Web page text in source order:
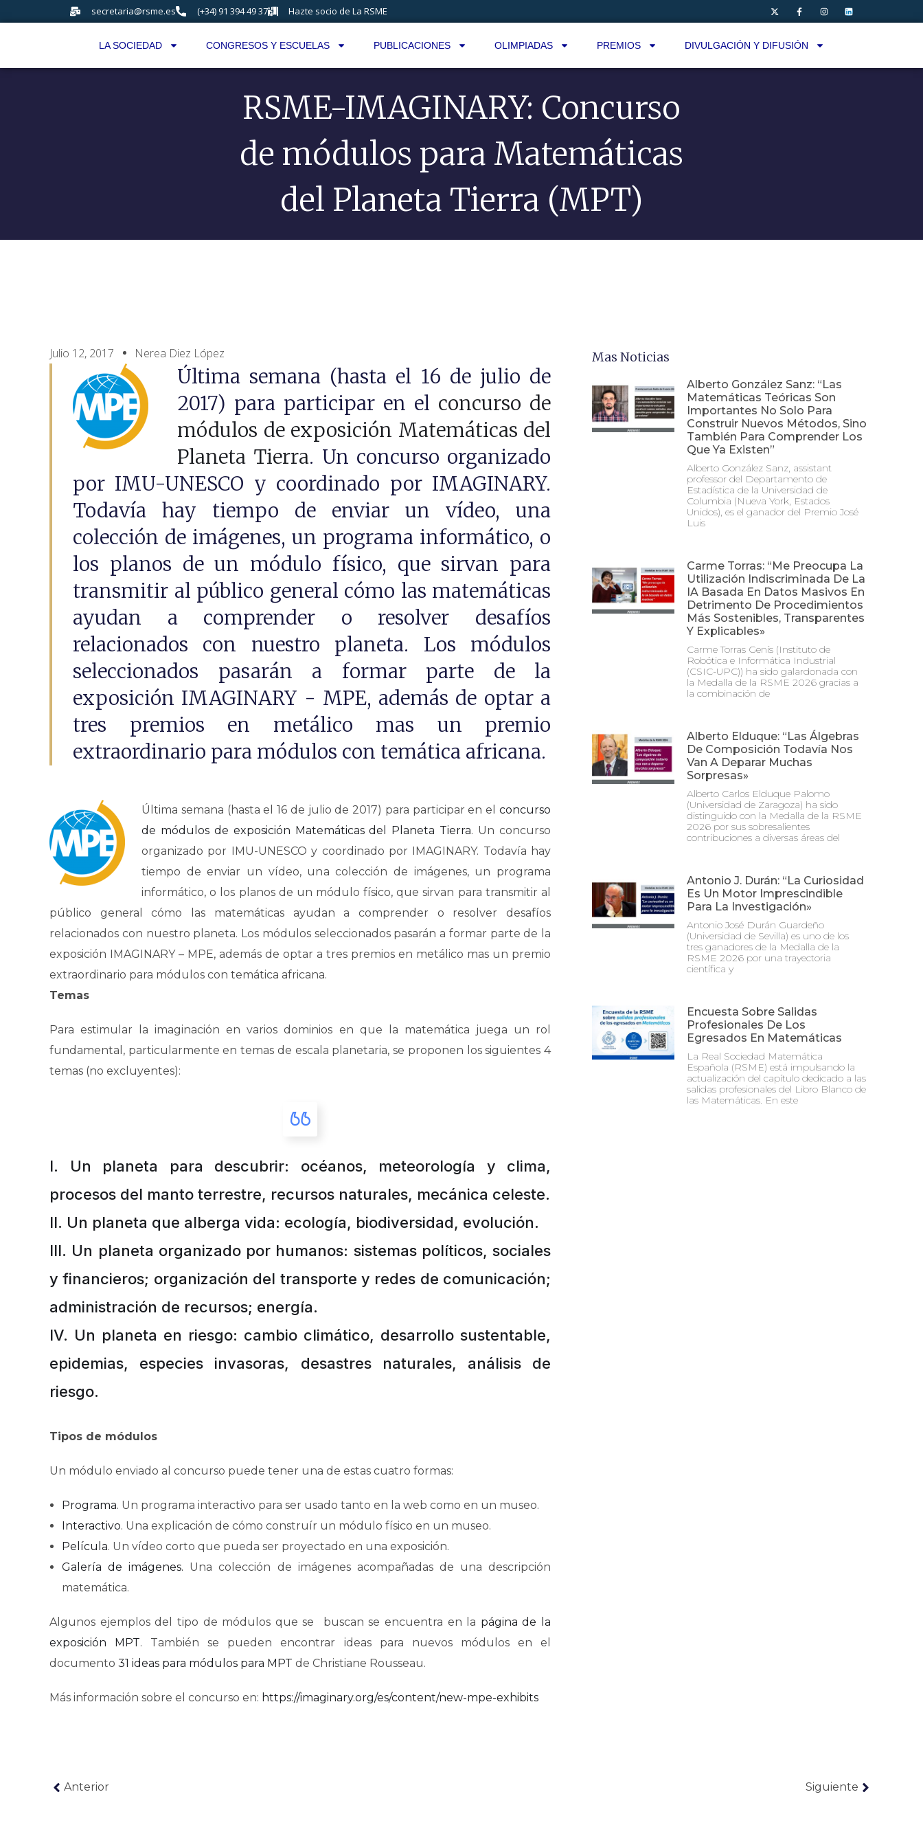
secretaria@rsme.es (+34) 91 394 49 37 Hazte socio de La RSME
LA SOCIEDAD CONGRESOS Y ESCUELAS PUBLICACIONES OLIMPIADAS PREMIOS DIVULGACIÓN Y DIFUSIÓN
RSME-IMAGINARY: Concurso
de módulos para Matemáticas
del Planeta Tierra (MPT)
Julio 12, 2017 Nerea Diez López
Última semana (hasta el 16 de julio de
2017) para participar en el concurso de
módulos de exposición Matemáticas del
Planeta Tierra. Un concurso organizado
por IMU-UNESCO y coordinado por IMAGINARY.
Todavía hay tiempo de enviar un vídeo, una
colección de imágenes, un programa informático, o
los planos de un módulo físico, que sirvan para
transmitir al público general cómo las matemáticas
ayudan a comprender o resolver desafíos
relacionados con nuestro planeta. Los módulos
seleccionados pasarán a formar parte de la
exposición IMAGINARY - MPE, además de optar a
tres premios en metálico mas un premio
extraordinario para módulos con temática africana.
Última semana (hasta el 16 de julio de 2017) para participar en el concurso
de módulos de exposición Matemáticas del Planeta Tierra. Un concurso
organizado por IMU-UNESCO y coordinado por IMAGINARY. Todavía hay
tiempo de enviar un vídeo, una colección de imágenes, un programa
informático, o los planos de un módulo físico, que sirvan para transmitir al
público general cómo las matemáticas ayudan a comprender o resolver desafíos
relacionados con nuestro planeta. Los módulos seleccionados pasarán a formar parte de la
exposición IMAGINARY – MPE, además de optar a tres premios en metálico mas un premio
extraordinario para módulos con temática africana.
Temas
Para estimular la imaginación en varios dominios en que la matemática juega un rol
fundamental, particularmente en temas de escala planetaria, se proponen los siguientes 4
temas (no excluyentes):
I. Un planeta para descubrir: océanos, meteorología y clima,
procesos del manto terrestre, recursos naturales, mecánica celeste.
II. Un planeta que alberga vida: ecología, biodiversidad, evolución.
III. Un planeta organizado por humanos: sistemas políticos, sociales
y financieros; organización del transporte y redes de comunicación;
administración de recursos; energía.
IV. Un planeta en riesgo: cambio climático, desarrollo sustentable,
epidemias, especies invasoras, desastres naturales, análisis de
riesgo.
Tipos de módulos
Un módulo enviado al concurso puede tener una de estas cuatro formas:
Programa. Un programa interactivo para ser usado tanto en la web como en un museo.
Interactivo. Una explicación de cómo construír un módulo físico en un museo.
Película. Un vídeo corto que pueda ser proyectado en una exposición.
Galería de imágenes. Una colección de imágenes acompañadas de una descripción
matemática.
Algunos ejemplos del tipo de módulos que se buscan se encuentra en la página de la
exposición MPT. También se pueden encontrar ideas para nuevos módulos en el
documento 31 ideas para módulos para MPT de Christiane Rousseau.
Más información sobre el concurso en: https://imaginary.org/es/content/new-mpe-exhibits
Mas Noticias
Alberto González Sanz: “Las
Matemáticas Teóricas Son
Importantes No Solo Para
Construir Nuevos Métodos, Sino
También Para Comprender Los
Que Ya Existen”
Alberto González Sanz, assistant
professor del Departamento de
Estadística de la Universidad de
Columbia (Nueva York, Estados
Unidos), es el ganador del Premio José
Luis
Carme Torras: “Me Preocupa La
Utilización Indiscriminada De La
IA Basada En Datos Masivos En
Detrimento De Procedimientos
Más Sostenibles, Transparentes
Y Explicables»
Carme Torras Genís (Instituto de
Robótica e Informática Industrial
(CSIC-UPC)) ha sido galardonada con
la Medalla de la RSME 2026 gracias a
la combinación de
Alberto Elduque: “Las Álgebras
De Composición Todavía Nos
Van A Deparar Muchas
Sorpresas»
Alberto Carlos Elduque Palomo
(Universidad de Zaragoza) ha sido
distinguido con la Medalla de la RSME
2026 por sus sobresalientes
contribuciones a diversas áreas del
Antonio J. Durán: “La Curiosidad
Es Un Motor Imprescindible
Para La Investigación»
Antonio José Durán Guardeño
(Universidad de Sevilla) es uno de los
tres ganadores de la Medalla de la
RSME 2026 por una trayectoria
científica y
Encuesta Sobre Salidas
Profesionales De Los
Egresados En Matemáticas
La Real Sociedad Matemática
Española (RSME) está impulsando la
actualización del capítulo dedicado a las
salidas profesionales del Libro Blanco de
las Matemáticas. En este
Anterior Siguiente